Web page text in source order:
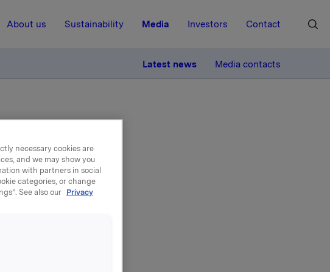
About us Sustainability Media Investors Contact
Latest news Media contacts
ASA. Nils K. Selte,
gjenvalg. Øvrige
necessary cookies are
and we may show you
with partners in social
categories, or change
See also our
Privacy